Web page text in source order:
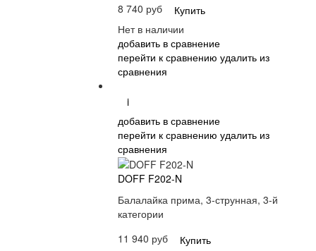
8 740 руб
Купить
Нет в наличии
добавить в сравнение
перейти к сравнению удалить из
сравнения
i
добавить в сравнение
перейти к сравнению удалить из
сравнения
DOFF F202-N
Балалайка прима, 3-струнная, 3-й
категории
11 940 руб
Купить